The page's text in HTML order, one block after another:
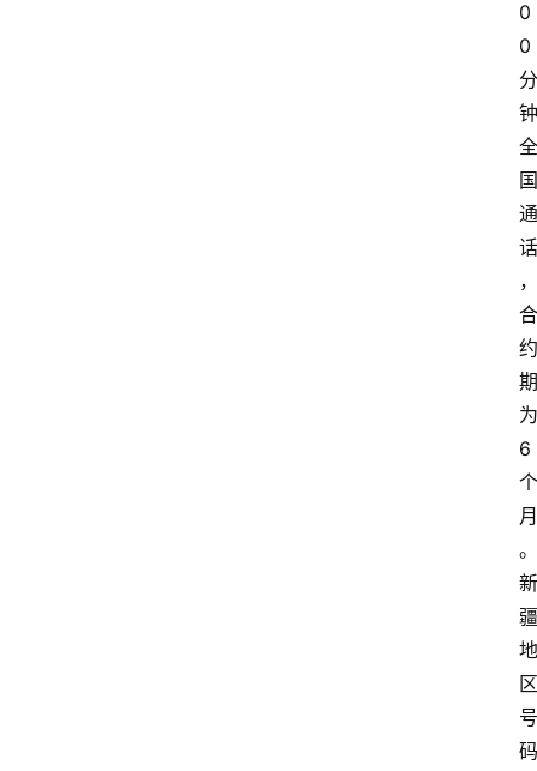
0
0
分
钟
全
国
通
话
，
合
约
期
为
6
个
月
。
新
疆
地
区
号
码